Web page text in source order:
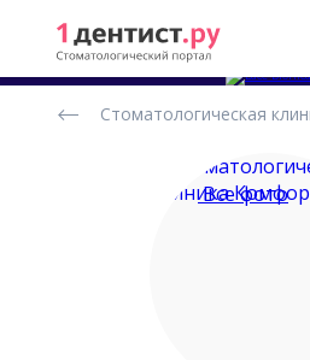
стоматологических
Стоматологическая
Все фото